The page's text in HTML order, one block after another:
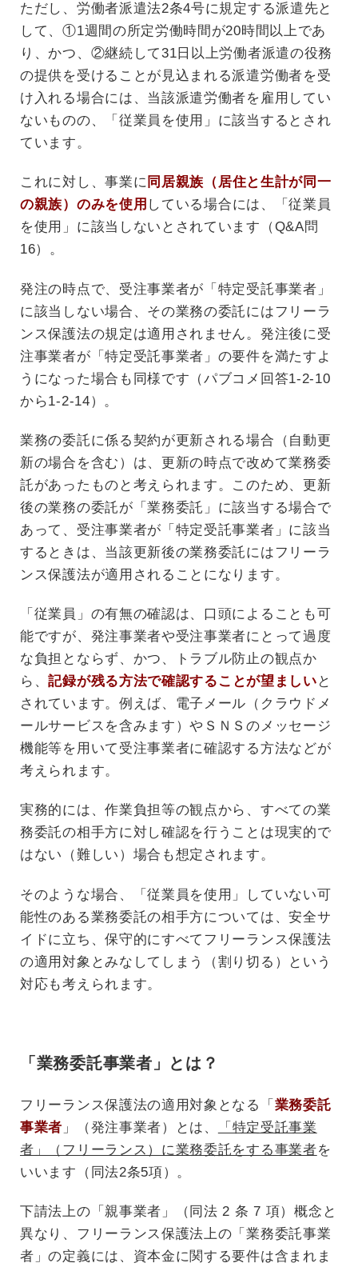
ただし、労働者派遣法2条4号に規定する派遣先と
して、①1週間の所定労働時間が20時間以上であ
り、かつ、②継続して31日以上労働者派遣の役務
の提供を受けることが見込まれる派遣労働者を受
け入れる場合には、当該派遣労働者を雇用してい
ないものの、「従業員を使用」に該当するとされ
ています。
これに対し、事業に 同居親族（居住と生計が同一
の親族）のみを使用 している場合には、「従業員
を使用」に該当しないとされています（Q&A問
16）。
発注の時点で、受注事業者が「特定受託事業者」
に該当しない場合、その業務の委託にはフリーラ
ンス保護法の規定は適用されません。発注後に受
注事業者が「特定受託事業者」の要件を満たすよ
うになった場合も同様です（パブコメ回答1-2-10
から1-2-14）。
業務の委託に係る契約が更新される場合（自動更
新の場合を含む）は、更新の時点で改めて業務委
託があったものと考えられます。このため、更新
後の業務の委託が「業務委託」に該当する場合で
あって、受注事業者が「特定受託事業者」に該当
するときは、当該更新後の業務委託にはフリーラ
ンス保護法が適用されることになります。
「従業員」の有無の確認は、口頭によることも可
能ですが、発注事業者や受注事業者にとって過度
な負担とならず、かつ、トラブル防止の観点か
ら、記録が残る方法で確認することが望ましい と
されています。例えば、電子メール（クラウドメ
ールサービスを含みます）やＳＮＳのメッセージ
機能等を用いて受注事業者に確認する方法などが
考えられます。
実務的には、作業負担等の観点から、すべての業
務委託の相手方に対し確認を行うことは現実的で
はない（難しい）場合も想定されます。
そのような場合、「従業員を使用」していない可
能性のある業務委託の相手方については、安全サ
イドに立ち、保守的にすべてフリーランス保護法
の適用対象とみなしてしまう（割り切る）という
対応も考えられます。
「業務委託事業者」とは？
フリーランス保護法の適用対象となる「 業務委託
事業者 」（発注事業者）とは、
「特定受託事業
者」（フリーランス）に業務委託をする事業者を
いいます（同法2条5項）。
下請法上の「親事業者」（同法 2 条 7 項）概念と
異なり、フリーランス保護法上の「業務委託事業
者」の定義には、資本金に関する要件は含まれま